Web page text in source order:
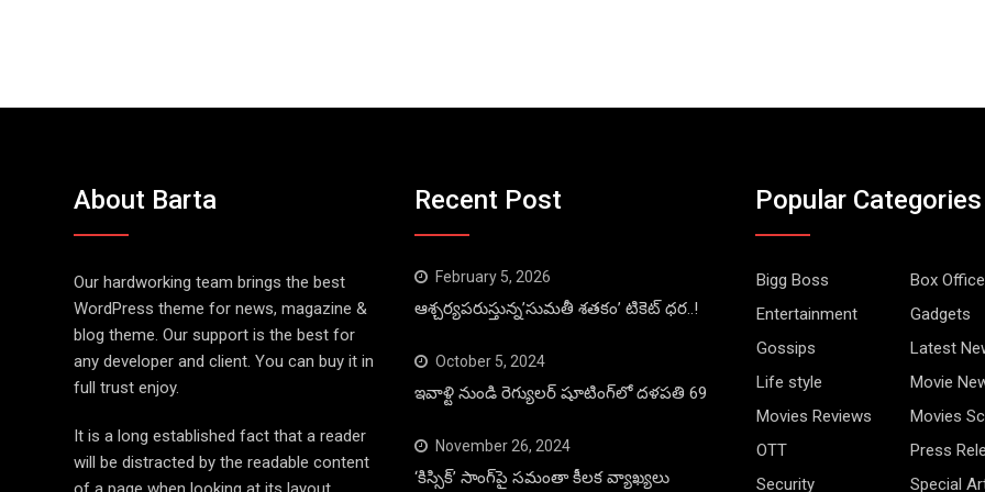
About Barta
Our hardworking team brings the best
WordPress theme for news, magazine &
blog theme. Our support is the best for
any developer and client. You can buy it in
full trust enjoy.
It is a long established fact that a reader
will be distracted by the readable content
Recent Post
February 5, 2026
ఆశ్చర్యపరుస్తున్న’సుమతీ శతకం’ టికెట్ ధర..!
October 5, 2024
ఇవాళ్టి నుండి రెగ్యులర్ షూటింగ్‌లో దళపతి 69
November 26, 2024
‘కిస్సిక్’ సాంగ్‌పై సమంతా కీలక వ్యాఖ్యలు
Popular Categories
Bigg Boss
Box Office
Entertainment
Gadgets
Gossips
Latest
Life style
Movie
Movies Reviews
Movies
OTT
Press
Security
Special